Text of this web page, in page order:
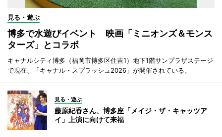
見る・遊ぶ
博多で水遊びイベント 映画「ミニオンズ＆モンス
ターズ」とコラボ
キャナルシティ博多（福岡市博多区住吉1）地下1階サンプラザステージ
で現在、「キャナル・スプラッシュ2026」が開催されている。
見る・遊ぶ
藤原紀香さん、博多座「メイジ・ザ・キャッツア
イ」上演に向けて来福